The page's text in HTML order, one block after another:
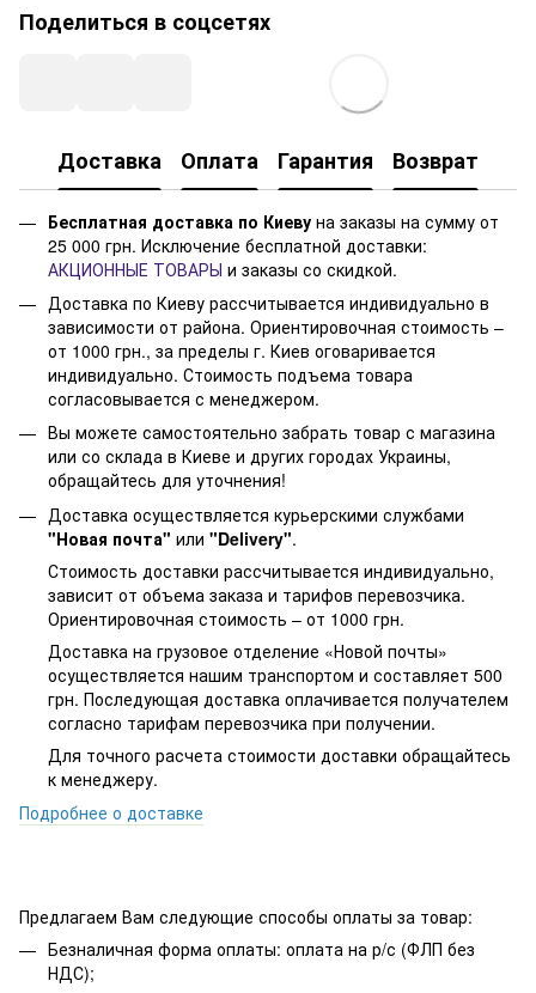
Поделиться в соцсетях
Доставка Оплата Гарантия Возврат
Бесплатная доставка по Киеву на заказы на сумму от
25 000 грн. Исключение бесплатной доставки:
АКЦИОННЫЕ ТОВАРЫ и заказы со скидкой.
Доставка по Киеву рассчитывается индивидуально в
зависимости от района. Ориентировочная стоимость –
от 1000 грн., за пределы г. Киев оговаривается
индивидуально. Стоимость подъема товара
согласовывается с менеджером.
Вы можете самостоятельно забрать товар с магазина
или со склада в Киеве и других городах Украины,
обращайтесь для уточнения!
Доставка осуществляется курьерскими службами
"Новая почта" или "Delivery".
Стоимость доставки рассчитывается индивидуально,
зависит от объема заказа и тарифов перевозчика.
Ориентировочная стоимость – от 1000 грн.
Доставка на грузовое отделение «Новой почты»
осуществляется нашим транспортом и составляет 500
грн. Последующая доставка оплачивается получателем
согласно тарифам перевозчика при получении.
Для точного расчета стоимости доставки обращайтесь
к менеджеру.
Подробнее о доставке
Предлагаем Вам следующие способы оплаты за товар:
Безналичная форма оплаты: оплата на р/с (ФЛП без
НДС);